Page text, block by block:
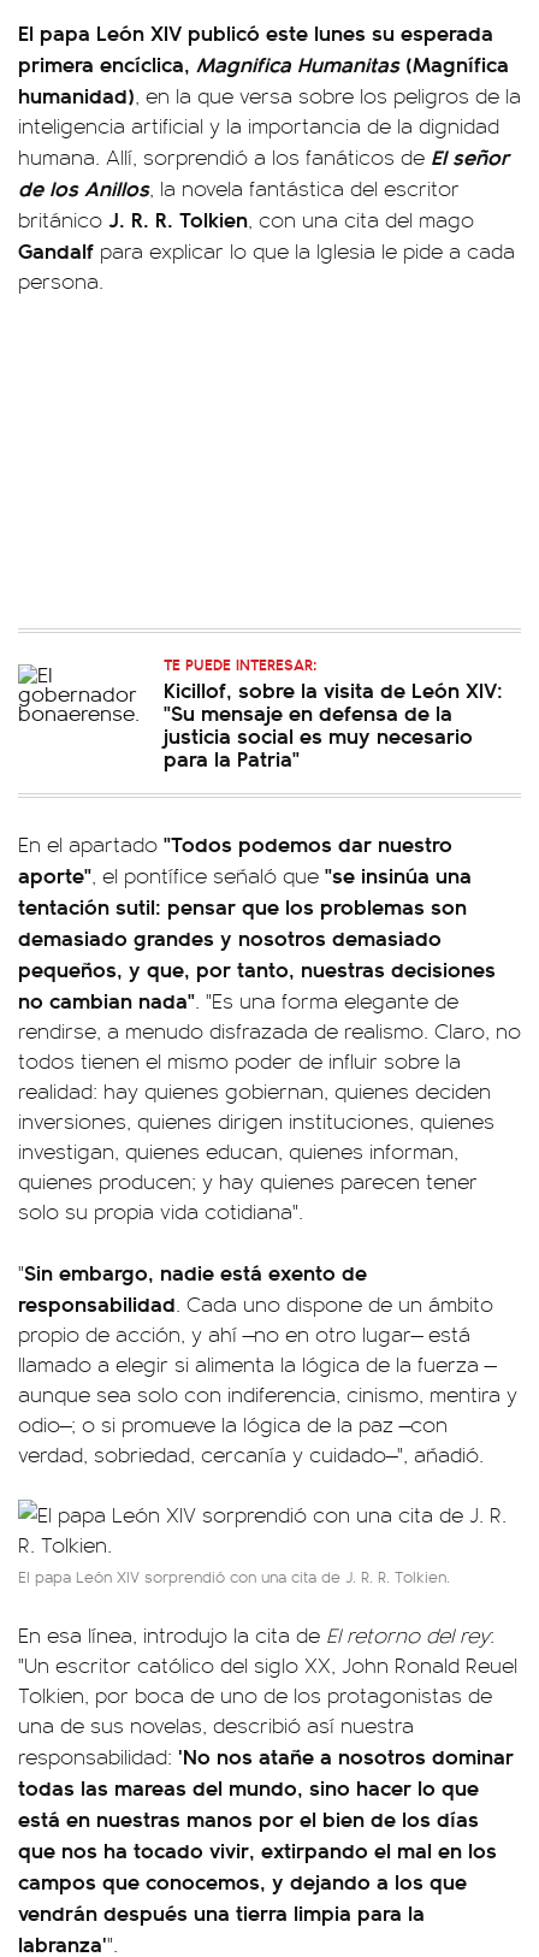
El papa León XIV publicó este lunes su esperada
primera encíclica, Magnifica Humanitas(Magnífica
humanidad), en la que versa sobre los peligros de la
inteligencia artificial y la importancia de la dignidad
humana. Allí, sorprendió a los fanáticos de El señor
de los Anillos, la novela fantástica del escritor
británico J. R. R. Tolkien, con una cita del mago
Gandalf para explicar lo que la Iglesia le pide a cada
persona.
TE PUEDE INTERESAR:
Kicillof, sobre la visita de León XIV:
"Su mensaje en defensa de la
justicia social es muy necesario
para la Patria"
En el apartado "Todos podemos dar nuestro
aporte", el pontífice señaló que "se insinúa una
tentación sutil: pensar que los problemas son
demasiado grandes y nosotros demasiado
pequeños, y que, por tanto, nuestras decisiones
no cambian nada". "Es una forma elegante de
rendirse, a menudo disfrazada de realismo. Claro, no
todos tienen el mismo poder de influir sobre la
realidad: hay quienes gobiernan, quienes deciden
inversiones, quienes dirigen instituciones, quienes
investigan, quienes educan, quienes informan,
quienes producen; y hay quienes parecen tener
solo su propia vida cotidiana".
"Sin embargo, nadie está exento de
responsabilidad. Cada uno dispone de un ámbito
propio de acción, y ahí —no en otro lugar— está
llamado a elegir si alimenta la lógica de la fuerza —
aunque sea solo con indiferencia, cinismo, mentira y
odio—; o si promueve la lógica de la paz —con
verdad, sobriedad, cercanía y cuidado—", añadió.
El papa León XIV sorprendió con una cita de J. R. R. Tolkien.
En esa línea, introdujo la cita de El retorno del rey:
"Un escritor católico del siglo XX, John Ronald Reuel
Tolkien, por boca de uno de los protagonistas de
una de sus novelas, describió así nuestra
responsabilidad: 'No nos atañe a nosotros dominar
todas las mareas del mundo, sino hacer lo que
está en nuestras manos por el bien de los días
que nos ha tocado vivir, extirpando el mal en los
campos que conocemos, y dejando a los que
vendrán después una tierra limpia para la
labranza'".